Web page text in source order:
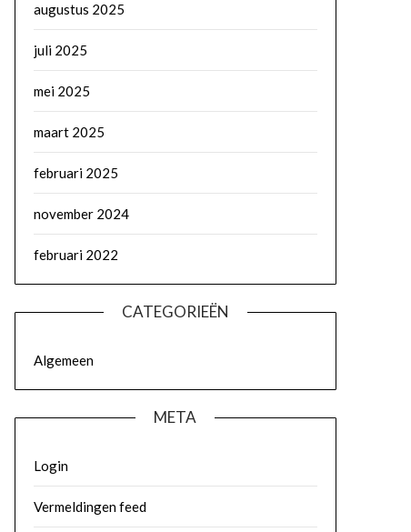
augustus 2025
juli 2025
mei 2025
maart 2025
februari 2025
november 2024
februari 2022
CATEGORIEËN
Algemeen
META
Login
Vermeldingen feed